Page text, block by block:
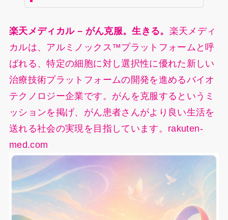
楽天メディカル – がん克服。生きる。 楽天メディ
カルは、アルミノックス™プラットフォームと呼
ばれる、特定の細胞に対し選択性に優れた新しい
治療技術プラットフォームの開発を進めるバイオ
テクノロジー企業です。がんを克服するというミ
ッションを掲げ、がん患者さんがより良い生活を
送れる社会の実現を目指しています。rakuten-
med.com